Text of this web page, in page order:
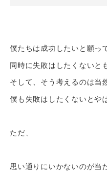
僕たちは成功したいと願っ
同時に失敗はしたくないと
そして、そう考えるのは当
僕も失敗はしたくないとや
ただ、
思い通りにいかないのが当